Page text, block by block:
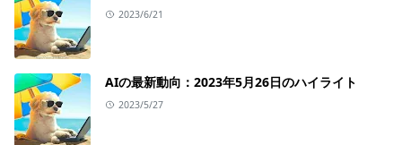
2023/6/21
AIの最新動向：2023年5月26日のハイライト
2023/5/27